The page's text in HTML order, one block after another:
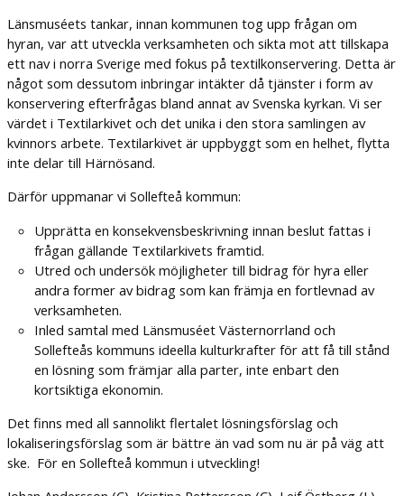
Länsmuséets tankar, innan kommunen tog upp frågan om
hyran, var att utveckla verksamheten och sikta mot att tillskapa
ett nav i norra Sverige med fokus på textilkonservering. Detta är
något som dessutom inbringar intäkter då tjänster i form av
konservering efterfrågas bland annat av Svenska kyrkan. Vi ser
värdet i Textilarkivet och det unika i den stora samlingen av
kvinnors arbete. Textilarkivet är uppbyggt som en helhet, flytta
inte delar till Härnösand.
Därför uppmanar vi Sollefteå kommun:
Upprätta en konsekvensbeskrivning innan beslut fattas i
frågan gällande Textilarkivets framtid.
Utred och undersök möjligheter till bidrag för hyra eller
andra former av bidrag som kan främja en fortlevnad av
verksamheten.
Inled samtal med Länsmuséet Västernorrland och
Sollefteås kommuns ideella kulturkrafter för att få till stånd
en lösning som främjar alla parter, inte enbart den
kortsiktiga ekonomin.
Det finns med all sannolikt flertalet lösningsförslag och
lokaliseringsförslag som är bättre än vad som nu är på väg att
ske. För en Sollefteå kommun i utveckling!